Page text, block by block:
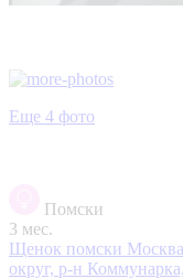
Еще 4 фото
Помски
3 мес.
Щенок помски
округ, р-н